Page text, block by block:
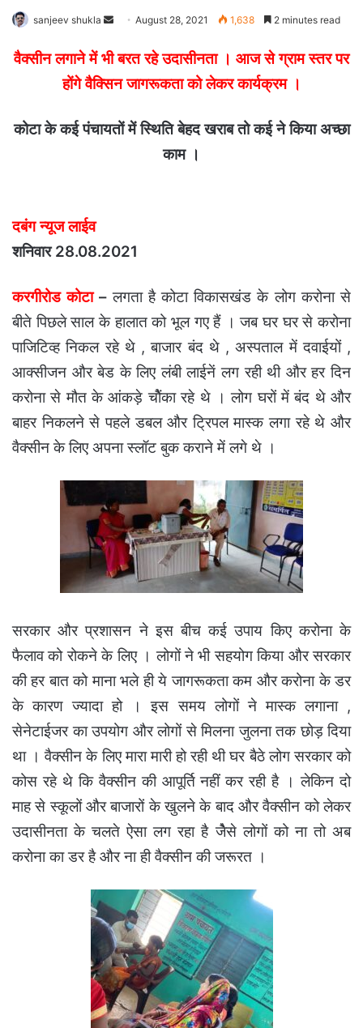
sanjeev shukla
Send
email
August 28, 2021 1,638 2 minutes read
वैक्सीन लगाने में भी बरत रहे उदासीनता । आज से ग्राम स्तर पर
होंगे वैक्सिन जागरूकता को लेकर कार्यक्रम ।
कोटा के कई पंचायतों में स्थिति बेहद खराब तो कई ने किया अच्छा
काम ।
दबंग न्यूज लाईव
शनिवार 28.08.2021
करगीरोड कोटा–लगता है कोटा विकासखंड के लोग करोना से
बीते पिछले साल के हालात को भूल गए हैं । जब घर घर से करोना
पाजिटिव्ह निकल रहे थे , बाजार बंद थे , अस्पताल में दवाईयों ,
आक्सीजन और बेड के लिए लंबी लाईनें लग रही थी और हर दिन
करोना से मौत के आंकड़े चोैंका रहे थे । लोग घरों में बंद थे और
बाहर निकलने से पहले डबल और ट्रिपल मास्क लगा रहे थे और
वैक्सीन के लिए अपना स्लॉट बुक कराने में लगे थे ।
सरकार और प्रशासन ने इस बीच कई उपाय किए करोना के
फैलाव को रोकने के लिए । लोगों ने भी सहयोग किया और सरकार
की हर बात को माना भले ही ये जागरूकता कम और करोना के डर
के कारण ज्यादा हो । इस समय लोगों ने मास्क लगाना ,
सेनेटाईजर का उपयोग और लोगों से मिलना जुलना तक छोड़ दिया
था । वैक्सीन के लिए मारा मारी हो रही थी घर बैठे लोग सरकार को
कोस रहे थे कि वैक्सीन की आपूर्ति नहीं कर रही है । लेकिन दो
माह से स्कूलों और बाजारों के खुलने के बाद और वैक्सीन को लेकर
उदासीनता के चलते ऐसा लग रहा है जेैसे लोगों को ना तो अब
करोना का डर है और ना ही वैक्सीन की जरूरत ।